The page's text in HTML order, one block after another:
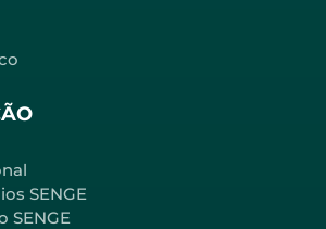
SENGE
SENGE